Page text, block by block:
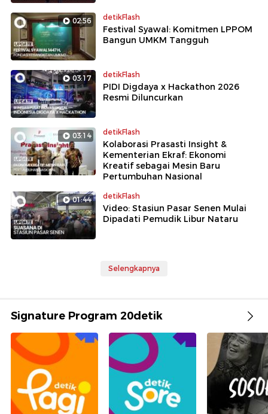
02:56 detikFlash
Festival Syawal: Komitmen LPPOM
Bangun UMKM Tangguh
03:17 detikFlash
PIDI Digdaya x Hackathon 2026
Resmi Diluncurkan
03:14 detikFlash
Kolaborasi Prasasti Insight &
Kementerian Ekraf: Ekonomi
Kreatif sebagai Mesin Baru
Pertumbuhan Nasional
01:44 detikFlash
Video: Stasiun Pasar Senen Mulai
Dipadati Pemudik Libur Nataru
Selengkapnya
Signature Program 20detik